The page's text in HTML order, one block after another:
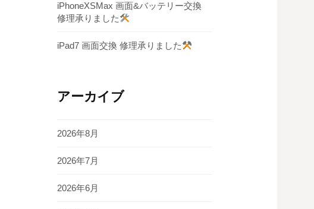
iPhoneXSMax 画面&バッテリー交換
修理承りました
iPad7 画面交換 修理承りました
アーカイブ
2026年8月
2026年7月
2026年6月